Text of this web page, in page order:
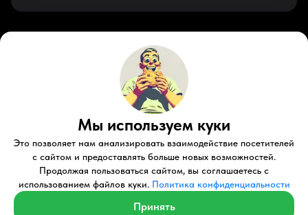
Русский (KZ)
ZenYoutubeTelegramTiktokКонтакты
Правовые документыУсловия использования
Пользовательское соглашение
© 2026 Perfluence LLC Все права защищены.
Политика конфиденциальности
Мы используем куки
Это позволяет нам анализировать взаимодействие посетителей
с сайтом и предоставлять больше новых возможностей.
Продолжая пользоваться сайтом, вы соглашаетесь с
использованием файлов куки. Политика конфиденциальности
Принять